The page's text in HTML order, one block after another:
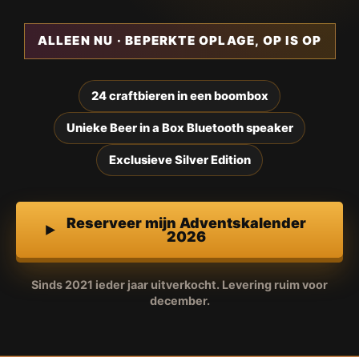
ALLEEN NU · BEPERKTE OPLAGE, OP IS OP
24 craftbieren in een boombox
Unieke Beer in a Box Bluetooth speaker
Exclusieve Silver Edition
Reserveer mijn Adventskalender
2026
Sinds 2021 ieder jaar uitverkocht. Levering ruim voor
december.